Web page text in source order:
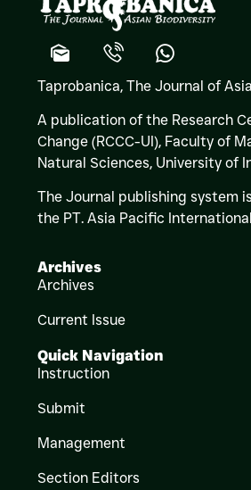
Taprobanica, The Journal of
A publication of the Research
Change (RCCC-UI), Faculty of
Natural Sciences, University of
The Journal publishing system
the PT. Asia Pacific
Archives
Archives
Current Issue
Quick Navigation
Instruction
Submit
Management
Section Editors